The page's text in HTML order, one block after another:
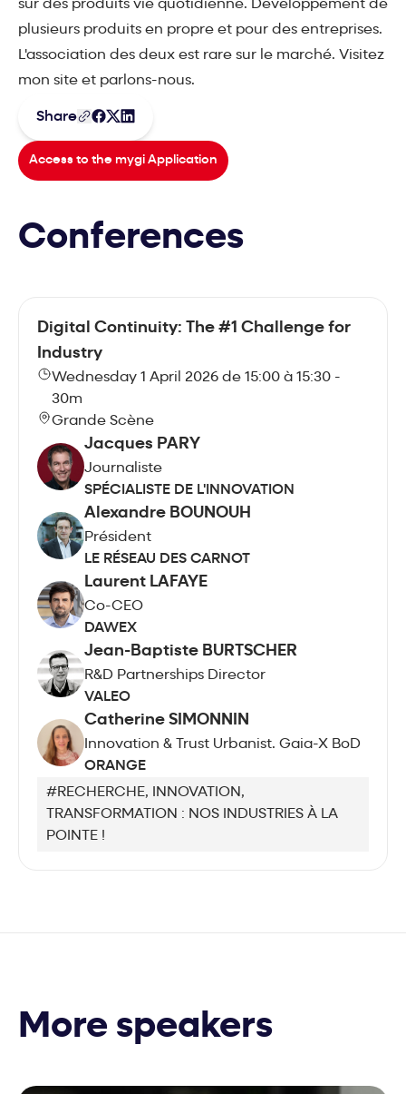
sur des produits vie quotidienne. Développement de
plusieurs produits en propre et pour des entreprises.
L'association des deux est rare sur le marché. Visitez
mon site et parlons-nous.
Share
Access to the mygi Application
Conferences
Digital Continuity: The #1 Challenge for
Industry
Wednesday 1 April 2026 de 15:00 à 15:30 -
30m
Grande Scène
Jacques PARY
Journaliste
SPÉCIALISTE DE L'INNOVATION
Alexandre BOUNOUH
Président
LE RÉSEAU DES CARNOT
Laurent LAFAYE
Co-CEO
DAWEX
Jean-Baptiste BURTSCHER
R&D Partnerships Director
VALEO
Catherine SIMONNIN
Innovation & Trust Urbanist. Gaia-X BoD
ORANGE
#RECHERCHE, INNOVATION,
TRANSFORMATION : NOS INDUSTRIES À LA
POINTE !
More speakers